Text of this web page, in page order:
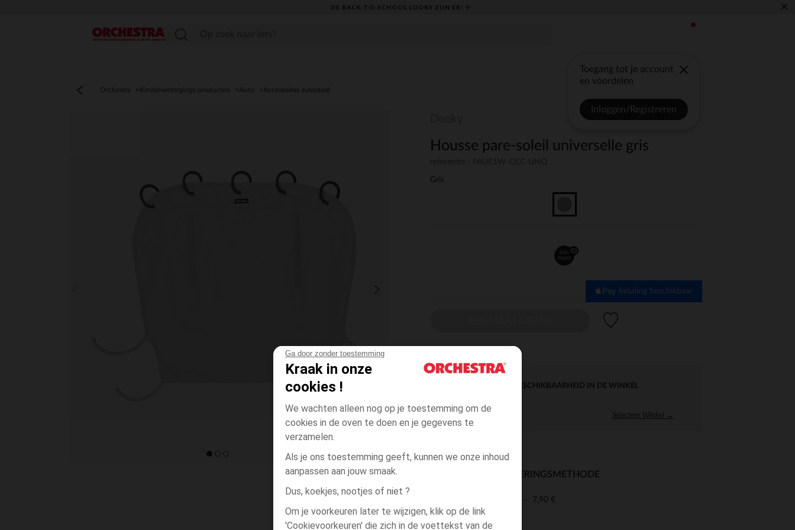
Ga door zonder toestemming
Kraak in onze
cookies !
We wachten alleen nog op je toestemming om de
cookies in de oven te doen en je gegevens te
verzamelen.
Als je ons toestemming geeft, kunnen we onze inhoud
aanpassen aan jouw smaak.
Dus, koekjes, nootjes of niet ?
Om je voorkeuren later te wijzigen, klik op de link
'Cookievoorkeuren' die zich in de voettekst van de
DE BACK-TO-SCHOOL LOOKS ZIJN ER! ✨ ×
menu
Toegang tot je account
en voordelen
Inloggen/Registreren
Orchestra Kinderverzorgings-producten Auto Accessoires autostoel
Housse pare-soleil universelle gris
Gris
één
maat
betaling beschikbaar
DIRECTE BESCHIKBAARHEID IN DE WINKEL
Selecteer Winkel →
BESCHIKBAARE LEVERINGSMETHODE
7,90 €
2 tot 4 dagen